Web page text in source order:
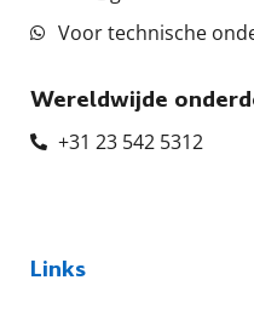
Voor technische
Wereldwijde
+31 23 542 5312
Links